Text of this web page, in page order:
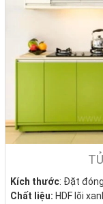
Những Xu
Trong thiết kế nội
vai trò lưu trữ mà còn
tính của gia chủ.
hơn đến sự tinh
gợi ý mà Nội Thất
Kích thước: Đặt
Chất liệu: HDF lõi